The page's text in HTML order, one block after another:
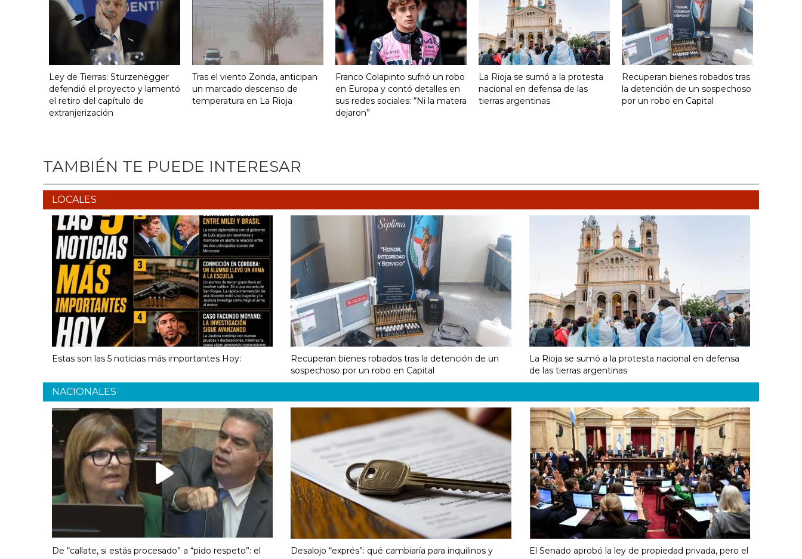
Ley de Tierras: Sturzenegger
defendió el proyecto y lamentó
el retiro del capítulo de
extranjerización
Tras el viento Zonda, anticipan
un marcado descenso de
temperatura en La Rioja
Franco Colapinto sufrió un robo
en Europa y contó detalles en
sus redes sociales: “Ni la matera
dejaron”
La Rioja se sumó a la protesta
nacional en defensa de las
tierras argentinas
Recuperan bienes robados tras
la detención de un sospechoso
por un robo en Capital
TAMBIÉN TE PUEDE INTERESAR
LOCALES
Estas son las 5 noticias más importantes Hoy:
Recuperan bienes robados tras la detención de un
sospechoso por un robo en Capital
La Rioja se sumó a la protesta nacional en defensa
de las tierras argentinas
NACIONALES
De “callate, si estás procesado” a “pido respeto”: el
Desalojo “exprés”: qué cambiaría para inquilinos y
El Senado aprobó la ley de propiedad privada, pero el